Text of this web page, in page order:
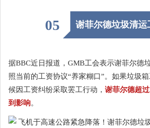
05 谢菲尔德垃圾清运
据BBC近日报道，GMB工会表示谢菲尔德
照当前的工资协议“养家糊口”。如果垃圾
候因工资纠纷采取罢工行动， 谢菲尔德超
到影响。